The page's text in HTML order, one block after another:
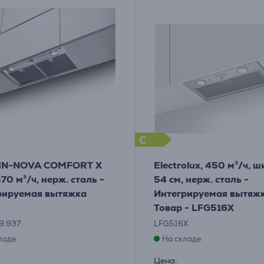
NOVA COMFORT X
м³/ч, нерж. сталь -
вытяжка
C
Electrolux, 450 м³/ч,
54 см, нерж. сталь -
Интегрируемая
Товар - LFG516X
LFG516X
На складе
Цена: